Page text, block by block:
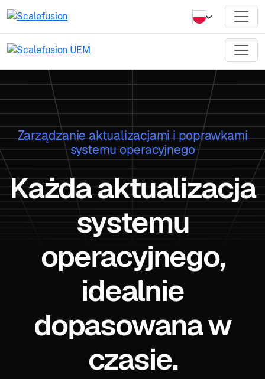
Zarządzanie aktualizacjami i poprawkami
systemu operacyjnego
Każda aktualizacja
systemu
operacyjnego,
idealnie
dopasowana w
czasie.